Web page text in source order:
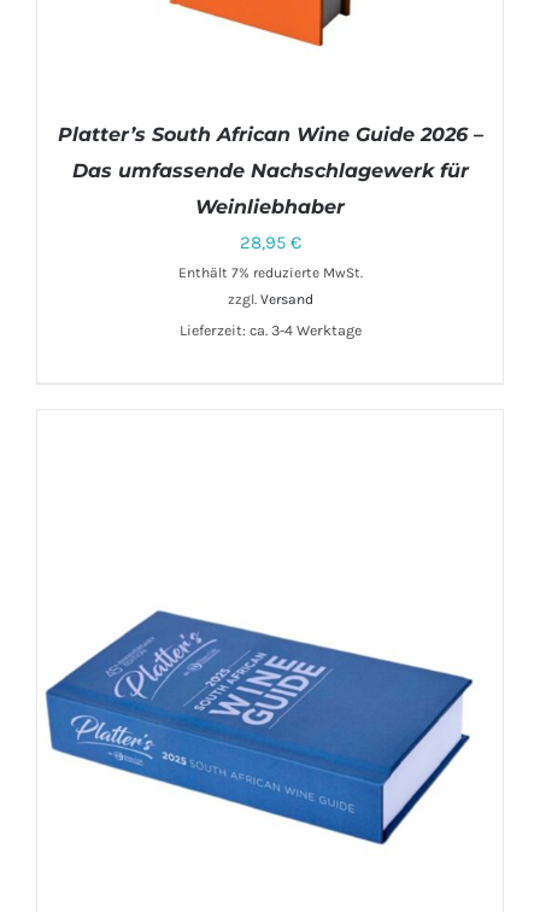
IN DEN WARENKORB / DETAILS
Platter’s South African Wine Guide 2026 –
Das umfassende Nachschlagewerk für
Weinliebhaber
28,95 €
Enthält 7% reduzierte MwSt.
zzgl. Versand
Lieferzeit: ca. 3-4 Werktage